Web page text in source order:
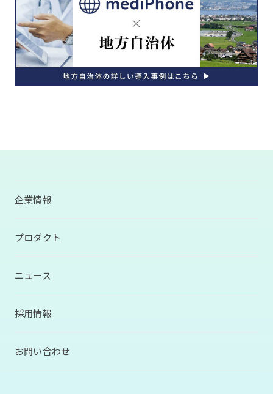
企業情報
プロダクト
ニュース
採用情報
お問い合わせ